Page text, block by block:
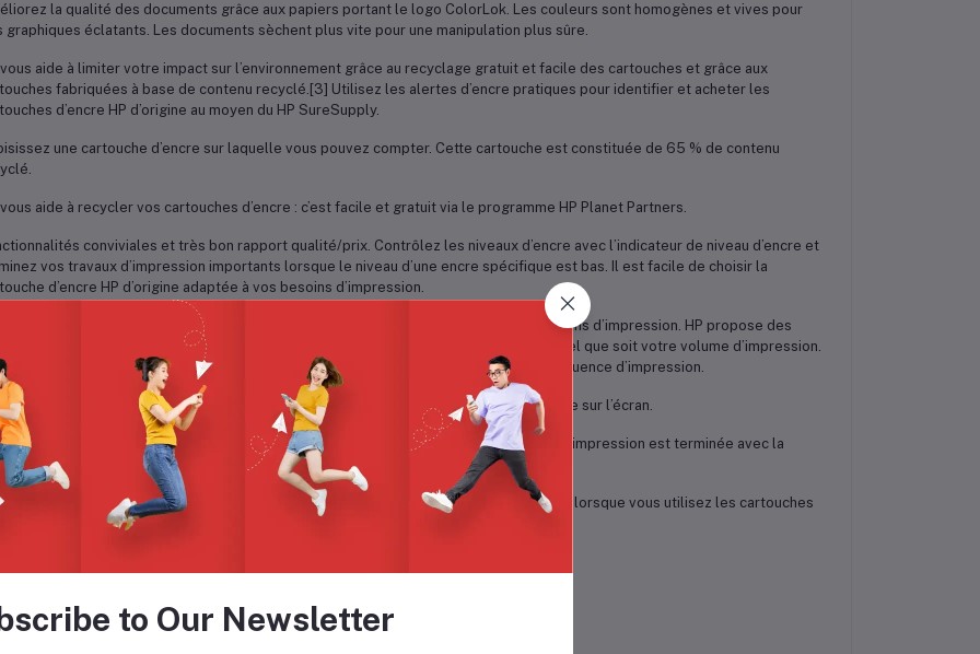
la qualité des documents grâce aux papiers portant le logo ColorLok. Les couleurs sont homogènes et vives pour
graphiques éclatants. Les documents sèchent plus vite pour une manipulation plus sûre.
vous aide à limiter votre impact sur l’environnement grâce au recyclage gratuit et facile des cartouches et grâce aux
fabriquées à base de contenu recyclé.[3] Utilisez les alertes d’encre pratiques pour identifier et acheter les
d’encre HP d’origine au moyen du HP SureSupply.
une cartouche d’encre sur laquelle vous pouvez compter. Cette cartouche est constituée de 65 % de contenu
vous aide à recycler vos cartouches d’encre : c’est facile et gratuit via le programme HP Planet Partners.
conviviales et très bon rapport qualité/prix. Contrôlez les niveaux d’encre avec l’indicateur de niveau d’encre et
vos travaux d’impression importants lorsque le niveau d’une encre spécifique est bas. Il est facile de choisir la
d’encre HP d’origine adaptée à vos besoins d’impression.
facilement la cartouche d’encre HP d’origine conçue pour répondre à vos besoins d’impression. HP propose des
de cartouche d’encre conçues pour vous offrir le meilleur rapport qualité/prix, quel que soit votre volume d’impression.
HP, vous pourrez toujours trouver la cartouche adaptée à votre volume et votre fréquence d’impression.
facilement les niveaux d’encre des cartouches au moyen de l’indicateur pratique sur l’écran.
un travail important même lorsque le niveau d’encre d’une cartouche est bas—l’impression est terminée avec la
restante.
les cartouches rapidement et facilement—la technologie des cartouches vérifie lorsque vous utilisez les cartouches
to Our Newsletter